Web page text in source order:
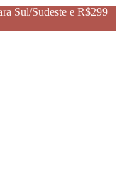
Sul/Sudeste e R$299